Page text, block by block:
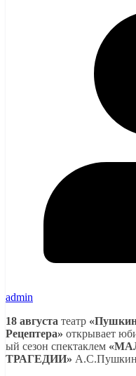
admin
18 августа театр «
Рецептера» открывает
ый сезон спектаклем
ТРАГЕДИИ»